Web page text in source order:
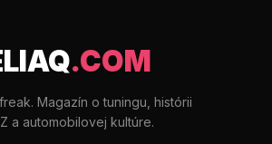
.COM
Magazín o tuningu, histórii
a automobilovej kultúre.